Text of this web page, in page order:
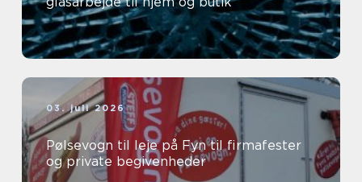
03. juli 2026
Pølsevogn til leje på Fyn til firmafester
og private begivenheder